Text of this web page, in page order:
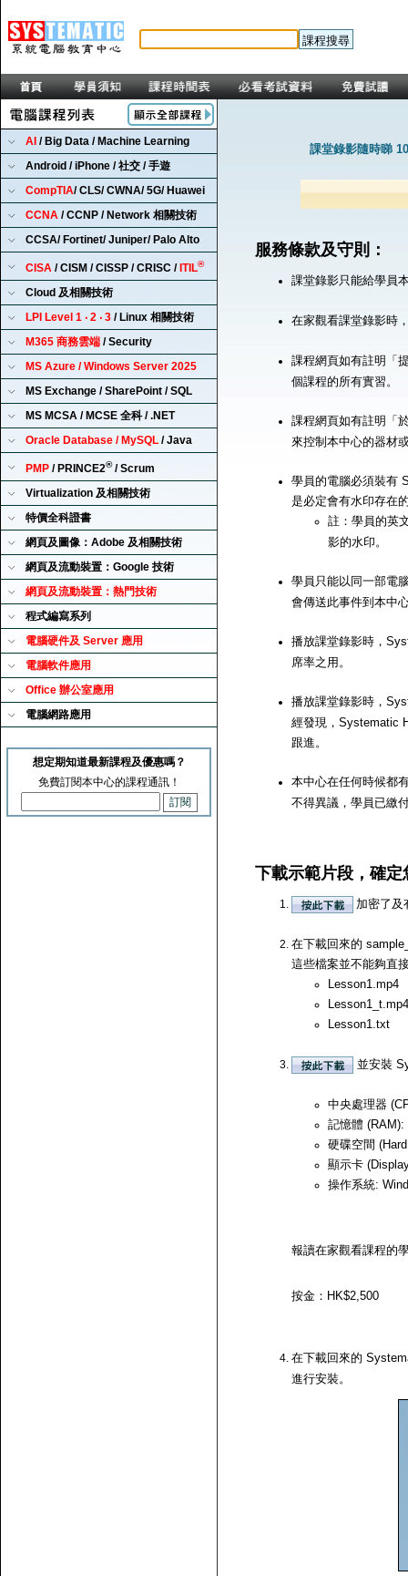
AI / Big Data / Machine Learning
Android / iPhone / 社交 / 手遊
CompTIA/ CLS/ CWNA/ 5G/ Huawei
CCNA / CCNP / Network 相關技術
CCSA/ Fortinet/ Juniper/ Palo Alto
CISA / CISM / CISSP / CRISC / ITIL®
Cloud 及相關技術
LPI Level 1 ‧ 2 ‧ 3 / Linux 相關技術
M365 商務雲端 / Security
MS Azure / Windows Server 2025
MS Exchange / SharePoint / SQL
MS MCSA / MCSE 全科 / .NET
Oracle Database / MySQL / Java
PMP / PRINCE2®/ Scrum
Virtualization 及相關技術
特價全科證書
網頁及圖像：Adobe 及相關技術
網頁及流動裝置：Google 技術
網頁及流動裝置：熱門技術
程式編寫系列
電腦硬件及 Server 應用
電腦軟件應用
Office 辦公室應用
電腦網路應用
想定期知道最新課程及優惠嗎？
免費訂閱本中心的課程通訊！
課堂錄影隨時睇
服務條款及守則：
課堂錄影只能給學員
在家觀看課堂錄影時
課程網頁如有註明「
個課程的所有實習。
課程網頁如有註明「
來控制本中心的器材
學員的電腦必須裝有
是必定會有水印存在
註：學員的英
影的水印。
學員只能以同一部電
會傳送此事件到本中
播放課堂錄影時，
席率之用。
播放課堂錄影時，
經發現，Systematic
跟進。
本中心在任何時候都
不得異議，學員已繳
下載示範片段，確
加密了及
在下載回來的
這些檔案並不能夠直
Lesson1.mp4
Lesson1_t.mp4
Lesson1.txt
並安裝
中央處理器
記憶體
硬碟空間
顯示卡
操作系統:
報讀在家觀看課程的
按金：HK$2,500
在下載回來的
進行安裝。